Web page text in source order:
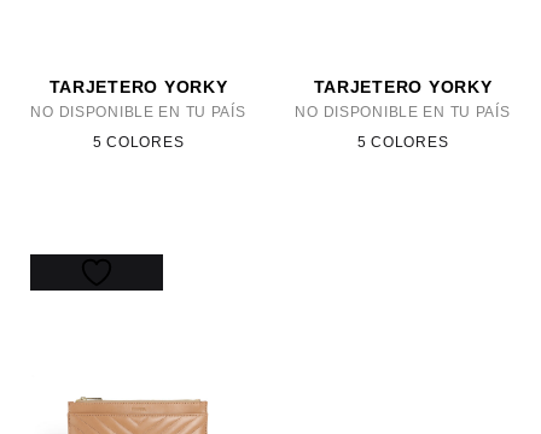
TARJETERO YORKY
NO DISPONIBLE EN TU PAÍS
5 COLORES
TARJETERO YORKY
NO DISPONIBLE EN TU PAÍS
5 COLORES